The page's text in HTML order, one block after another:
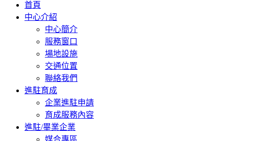
首頁
中心介紹
中心簡介
服務窗口
場地設施
交通位置
聯絡我們
進駐育成
企業進駐申請
育成服務內容
進駐/畢業企業
媒合專區